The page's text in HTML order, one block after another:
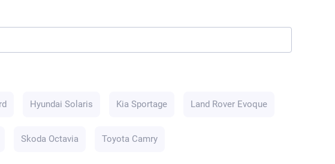
Hyundai Solaris Kia Sportage Land Rover Evoque
Skoda Octavia Toyota Camry